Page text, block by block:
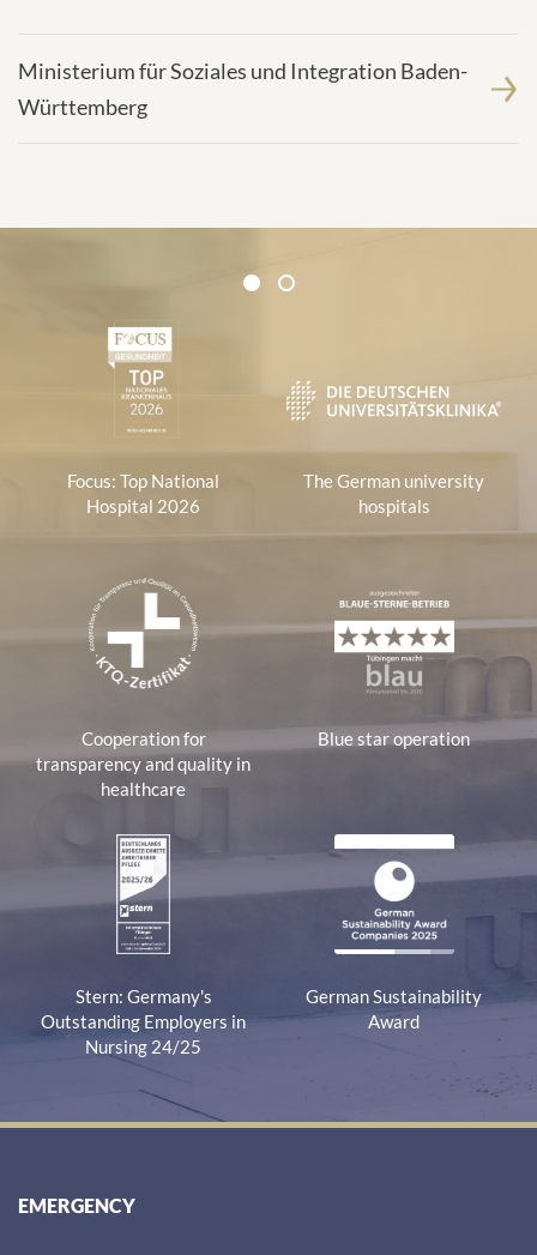
Ministerium für Soziales und Integration Baden-
Württemberg
Certificates and Associations
1 2
Focus: Top National
Hospital 2026
The German university
hospitals
Cooperation for
transparency and quality in
healthcare
Blue star operation
Stern: Germany's
Outstanding Employers in
Nursing 24/25
German Sustainability
Award
EMERGENCY